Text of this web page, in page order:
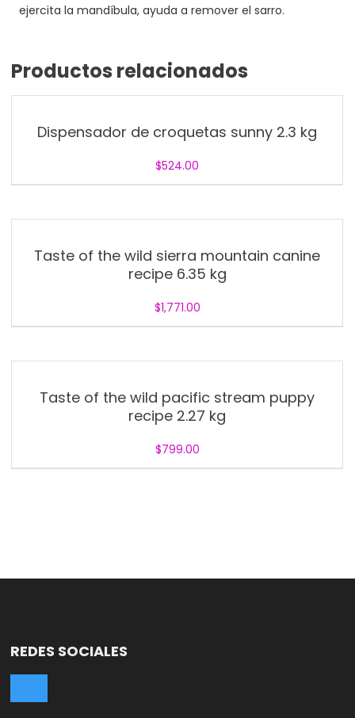
ejercita la mandíbula, ayuda a remover el sarro.
Productos relacionados
Dispensador de croquetas sunny 2.3 kg
$524.00
Taste of the wild sierra mountain canine
recipe 6.35 kg
$1,771.00
Taste of the wild pacific stream puppy
recipe 2.27 kg
$799.00
REDES SOCIALES